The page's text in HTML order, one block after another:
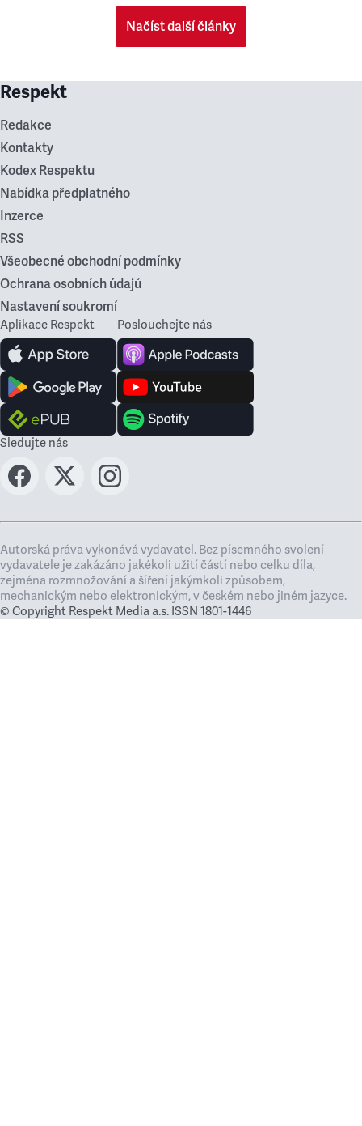
Načíst další články
Respekt
Redakce
Kontakty
Kodex Respektu
Nabídka předplatného
Inzerce
RSS
Všeobecné obchodní podmínky
Ochrana osobních údajů
Nastavení soukromí
Aplikace Respekt Poslouchejte nás
Sledujte nás
Autorská práva vykonává vydavatel. Bez písemného svolení
vydavatele je zakázáno jakékoli užití částí nebo celku díla,
zejména rozmnožování a šíření jakýmkoli způsobem,
mechanickým nebo elektronickým, v českém nebo jiném jazyce.
© Copyright Respekt Media a.s. ISSN 1801-1446